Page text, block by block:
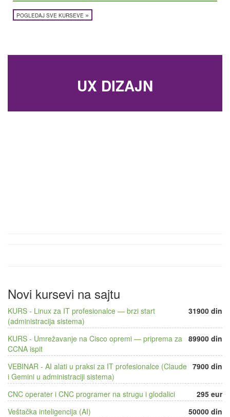
POGLEDAJ SVE KURSEVE »
UX DIZAJN
Novi kursevi na sajtu
31900 din
KURS - Linux za IT profesionalce — brzi start
(administracija sistema)
89900 din
KURS - Umrežavanje na Cisco opremi — priprema za
CCNA ispit
7900 din
VEBINAR - AI alati u praksi za IT profesionalce (Claude
i Gemini u administraciji sistema)
295 eur
CNC operater i CNC programer na strugu i glodalici
50000 din
Veštačka inteligencija (AI)